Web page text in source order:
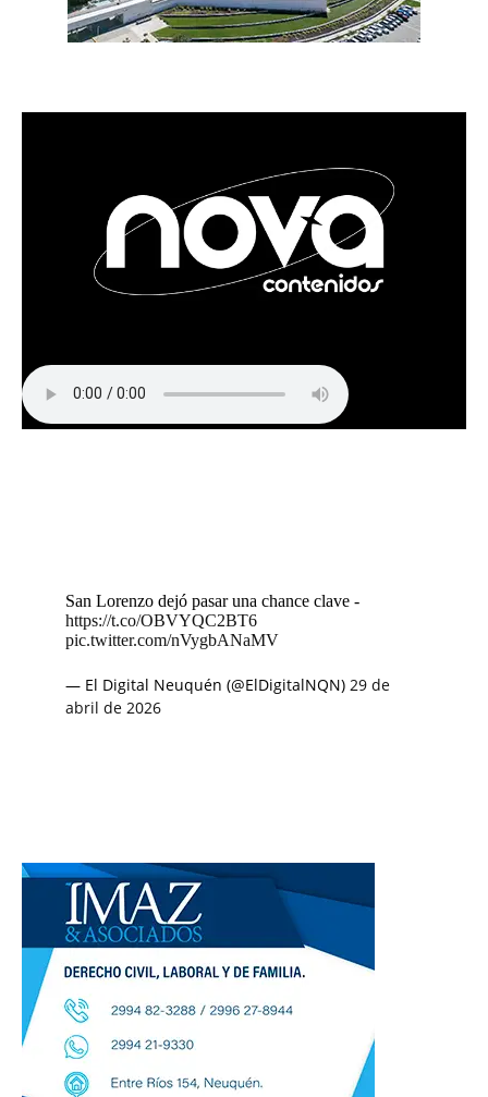
San Lorenzo dejó pasar una chance clave -
https://t.co/OBVYQC2BT6
pic.twitter.com/nVygbANaMV
— El Digital Neuquén (@ElDigitalNQN) 29 de
abril de 2026